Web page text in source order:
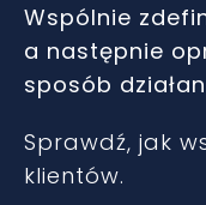
Wspólnie
a następnie
sposób
Sprawdź, jak
klientów.